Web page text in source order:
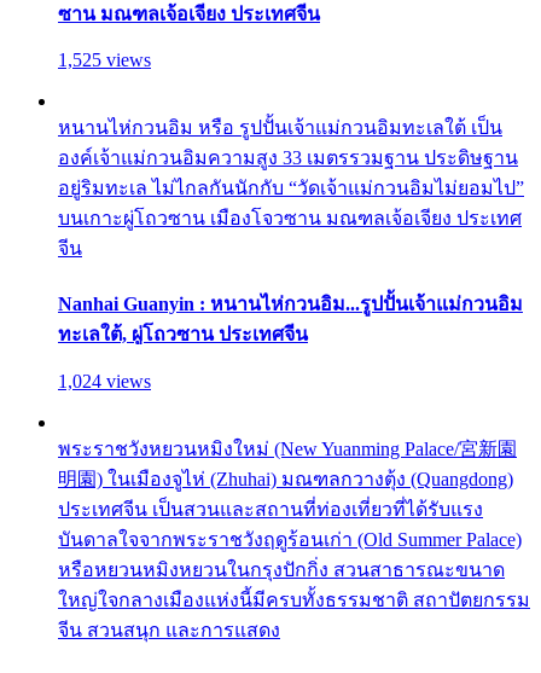
ซาน มณฑลเจ้อเจียง ประเทศจีน
1,525 views
หนานไห่กวนอิม หรือ รูปปั้นเจ้าแม่กวนอิมทะเลใต้ เป็น
องค์เจ้าแม่กวนอิมความสูง 33 เมตรรวมฐาน ประดิษฐาน
อยู่ริมทะเล ไม่ไกลกันนักกับ “วัดเจ้าแม่กวนอิมไม่ยอมไป”
บนเกาะผู่โถวซาน เมืองโจวซาน มณฑลเจ้อเจียง ประเทศ
จีน
Nanhai Guanyin : หนานไห่กวนอิม...รูปปั้นเจ้าแม่กวนอิม
ทะเลใต้, ผู่โถวซาน ประเทศจีน
1,024 views
พระราชวังหยวนหมิงใหม่ (New Yuanming Palace/宮新園
明園) ในเมืองจูไห่ (Zhuhai) มณฑลกวางตุ้ง (Quangdong)
ประเทศจีน เป็นสวนและสถานที่ท่องเที่ยวที่ได้รับแรง
บันดาลใจจากพระราชวังฤดูร้อนเก่า (Old Summer Palace)
หรือหยวนหมิงหยวนในกรุงปักกิ่ง สวนสาธารณะขนาด
ใหญ่ใจกลางเมืองแห่งนี้มีครบทั้งธรรมชาติ สถาปัตยกรรม
จีน สวนสนุก และการแสดง